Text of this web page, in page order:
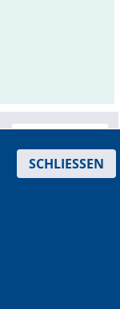
SCHLIESSEN